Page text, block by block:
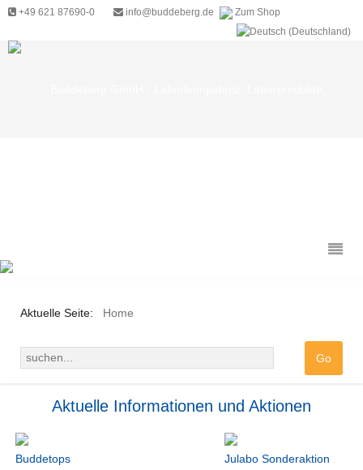
+49 621 87690-0 info@buddeberg.de Zum Shop
Aktuelle Seite: Home
Aktuelle Informationen und Aktionen
Buddetops Julabo Sonderaktion